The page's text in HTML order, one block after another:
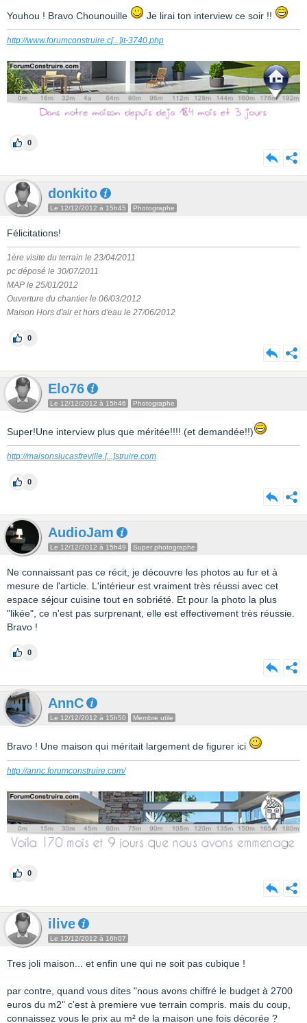
Youhou ! Bravo Chounouille Je lirai ton interview ce soir !!
http://www.forumconstruire.c[...]it-3740.php
0
donkito
Le 12/12/2012 à 15h45 Photographe
Félicitations!
1ère visite du terrain le 23/04/2011
pc déposé le 30/07/2011
MAP le 25/01/2012
Ouverture du chantier le 06/03/2012
Maison Hors d'air et hors d'eau le 27/06/2012
0
Elo76
Le 12/12/2012 à 15h46 Photographe
Super!Une interview plus que méritée!!!! (et demandée!!)
http://maisonslucasfreville.[...]struire.com
0
AudioJam
Le 12/12/2012 à 15h49 Super photographe
Ne connaissant pas ce récit, je découvre les photos au fur et à
mesure de l'article. L'intérieur est vraiment très réussi avec cet
espace séjour cuisine tout en sobriété. Et pour la photo la plus
"likée", ce n'est pas surprenant, elle est effectivement très réussie.
Bravo !
0
AnnC
Le 12/12/2012 à 15h50 Membre utile
Bravo ! Une maison qui méritait largement de figurer ici
http://annc.forumconstruire.com/
0
ilive
Le 12/12/2012 à 16h07
Tres joli maison... et enfin une qui ne soit pas cubique !
par contre, quand vous dites "nous avons chiffré le budget à 2700
euros du m2" c'est à premiere vue terrain compris. mais du coup,
connaissez vous le prix au m² de la maison une fois décorée ?